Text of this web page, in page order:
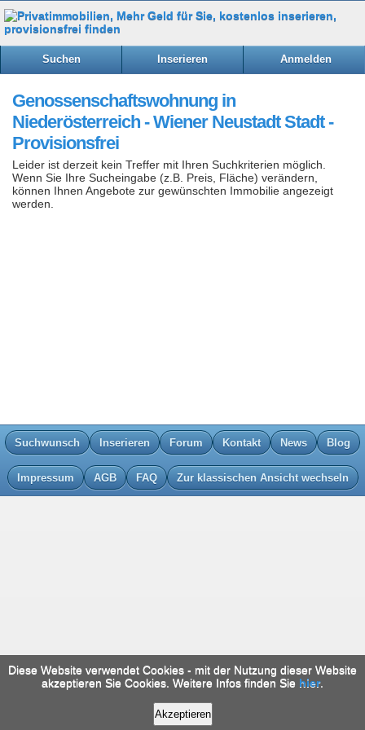
Suchen Inserieren Anmelden
Genossenschaftswohnung in
Niederösterreich - Wiener Neustadt Stadt -
Provisionsfrei
Leider ist derzeit kein Treffer mit Ihren Suchkriterien möglich.
Wenn Sie Ihre Sucheingabe (z.B. Preis, Fläche) verändern,
können Ihnen Angebote zur gewünschten Immobilie angezeigt
werden.
Suchwunsch Inserieren Forum Kontakt News Blog
Impressum AGB FAQ Zur klassischen Ansicht wechseln
Diese Website verwendet Cookies - mit der Nutzung dieser Website
akzeptieren Sie Cookies. Weitere Infos finden Sie hier.